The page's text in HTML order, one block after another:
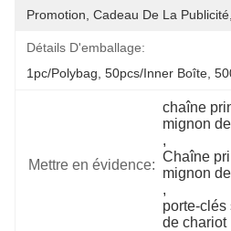
Promotion, Cadeau De La
Détails D'emballage:
1pc/polybag, 50pcs/inner Boîte,
Mettre en évidence:
chaîne
mignon
,
Chaîne
mignon
,
porte-
de chariot